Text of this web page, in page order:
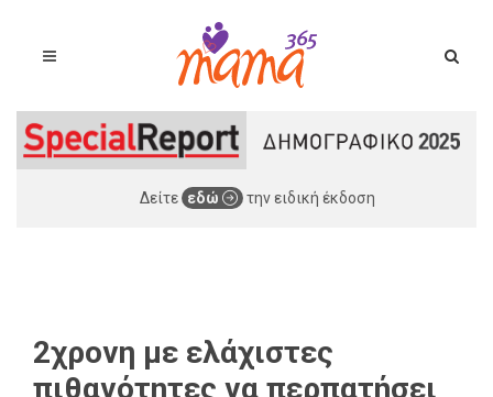
Δείτε εδώ την ειδική έκδοση
2χρονη με ελάχιστες
πιθανότητες να περπατήσει